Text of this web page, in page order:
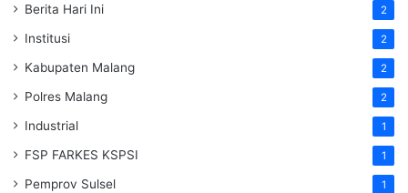
Berita Hari Ini 2
Institusi 2
Kabupaten Malang 2
Polres Malang 2
Industrial 1
FSP FARKES KSPSI 1
Pemprov Sulsel 1